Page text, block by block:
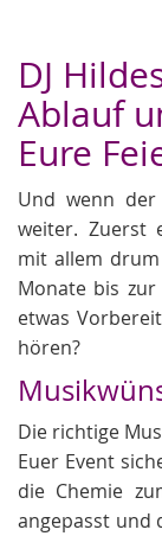
DJ
Ablauf
Eure
Und wenn
weiter. Zuerst
mit allem
Monate bis
etwas
hören?
Die richtige
Euer Event
die Chemie
angepasst und